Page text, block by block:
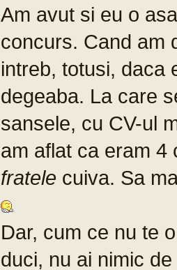
Am avut si eu o
concurs. Cand am
intreb, totusi, daca
degeaba. La care
sansele, cu CV-ul
am aflat ca eram 4
fratele cuiva. Sa
Dar, cum ce nu te
duci, nu ai nimic